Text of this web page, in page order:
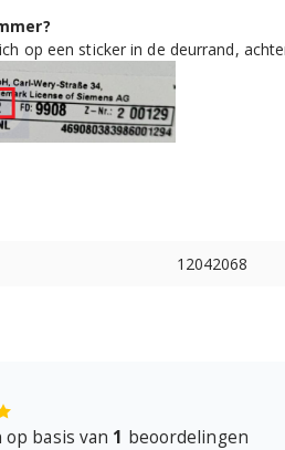
op een sticker in de deurrand,
12042068
basis van 1 beoordelingen